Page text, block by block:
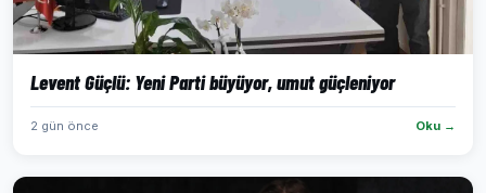
Levent Güçlü: Yeni Parti büyüyor, umut güçleniyor
2 gün önce Oku →